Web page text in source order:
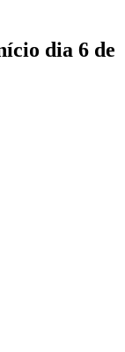
dia 6 de